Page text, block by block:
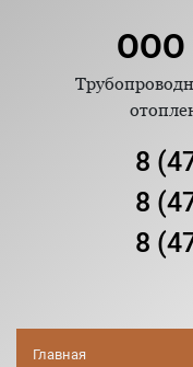
ООО
8
8
8
Главная